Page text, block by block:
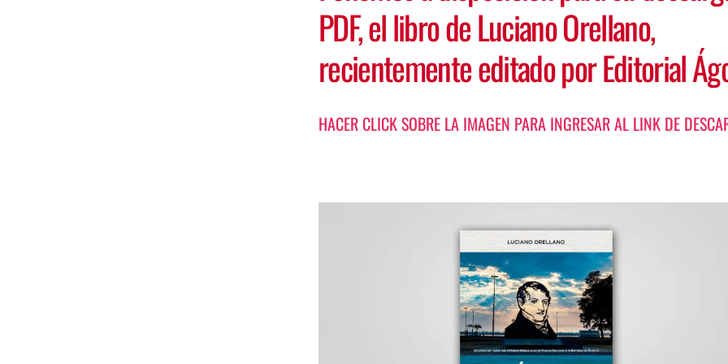
PDF, el libro de Luciano Orellano,
recientemente editadopor Editorial
HACER CLICK SOBRE LA IMAGEN PARA INGRESAR AL LINK DE